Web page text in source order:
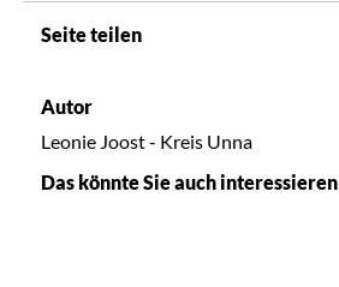
Seite teilen
Autor
Leonie Joost - Kreis Unna
Das könnte Sie auch interessieren